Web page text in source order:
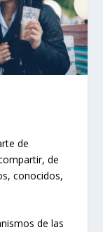
de
de
conocidos,
de las